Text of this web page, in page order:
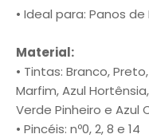
• Ideal para: Panos
Material:
• Tintas: Branco,
Marfim, Azul
Verde Pinheiro e Azul
• Pincéis: nº0, 2, 8 e 14